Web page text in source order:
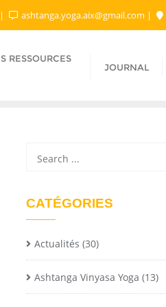
ashtanga.yoga.aix@gmail.com​
RESSOURCES
JOURNAL
CATÉGORIES
Actualités (30)
Ashtanga Vinyasa Yoga (13)